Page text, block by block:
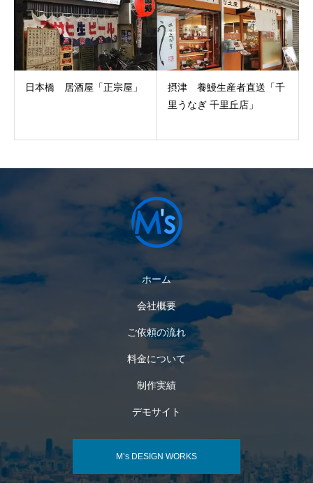
日本橋 居酒屋「正宗屋」
摂津 養鰻生産者直送「千
里うなぎ 千里丘店」
ホーム
会社概要
ご依頼の流れ
料金について
制作実績
デモサイト
M’s DESIGN WORKS